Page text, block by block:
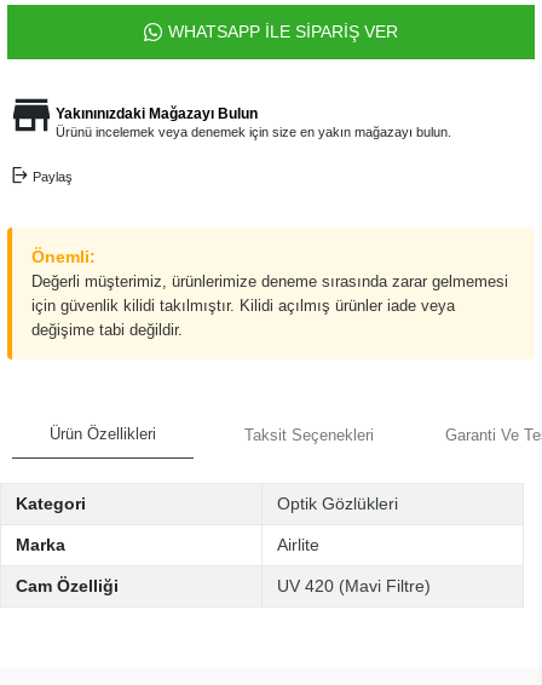
WHATSAPP İLE SİPARİŞ VER
Yakınınızdaki Mağazayı Bulun
Ürünü incelemek veya denemek için size en yakın mağazayı bulun.
Paylaş
Önemli:
Değerli müşterimiz, ürünlerimize deneme sırasında zarar gelmemesi
için güvenlik kilidi takılmıştır. Kilidi açılmış ürünler iade veya
değişime tabi değildir.
Ürün Özellikleri Taksit Seçenekleri Garanti Ve
Kategori Optik Gözlükleri
Marka Airlite
Cam Özelliği UV 420 (Mavi Filtre)